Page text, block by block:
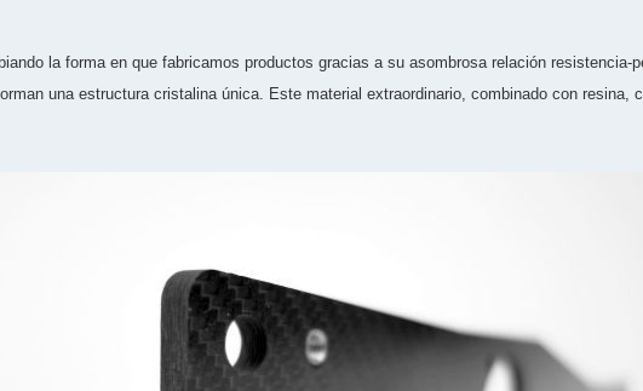
la forma en que fabricamos productos gracias a su asombrosa relación
una estructura cristalina única. Este material extraordinario, combinado con resina,